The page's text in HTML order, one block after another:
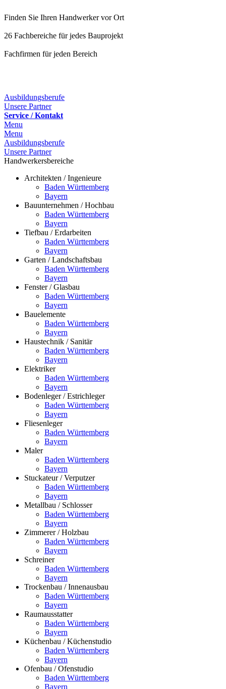
Finden Sie Ihren Handwerker vor Ort
26 Fachbereiche für jedes Bauprojekt
Fachfirmen für jeden Bereich
Ausbildungsberufe
Unsere Partner
Service / Kontakt
Menu
Menu
Ausbildungsberufe
Unsere Partner
Handwerkersbereiche
Architekten / Ingenieure
Baden Württemberg
Bayern
Bauunternehmen / Hochbau
Baden Württemberg
Bayern
Tiefbau / Erdarbeiten
Baden Württemberg
Bayern
Garten / Landschaftsbau
Baden Württemberg
Bayern
Fenster / Glasbau
Baden Württemberg
Bayern
Bauelemente
Baden Württemberg
Bayern
Haustechnik / Sanitär
Baden Württemberg
Bayern
Elektriker
Baden Württemberg
Bayern
Bodenleger / Estrichleger
Baden Württemberg
Bayern
Fliesenleger
Baden Württemberg
Bayern
Maler
Baden Württemberg
Bayern
Stuckateur / Verputzer
Baden Württemberg
Bayern
Metallbau / Schlosser
Baden Württemberg
Bayern
Zimmerer / Holzbau
Baden Württemberg
Bayern
Schreiner
Baden Württemberg
Bayern
Trockenbau / Innenausbau
Baden Württemberg
Bayern
Raumausstatter
Baden Württemberg
Bayern
Küchenbau / Küchenstudio
Baden Württemberg
Bayern
Ofenbau / Ofenstudio
Baden Württemberg
Bayern